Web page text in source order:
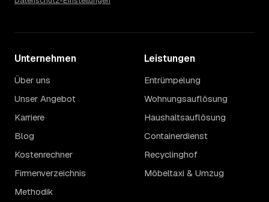
Unternehmen
Über uns
Unser Angebot
Karriere
Blog
Kostenrechner
Firmenverzeichnis
Methodik
Leistungen
Entrümpelung
Wohnungsauflösung
Haushaltsauflösung
Containerdienst
Recyclinghof
Möbeltaxi & Umzug